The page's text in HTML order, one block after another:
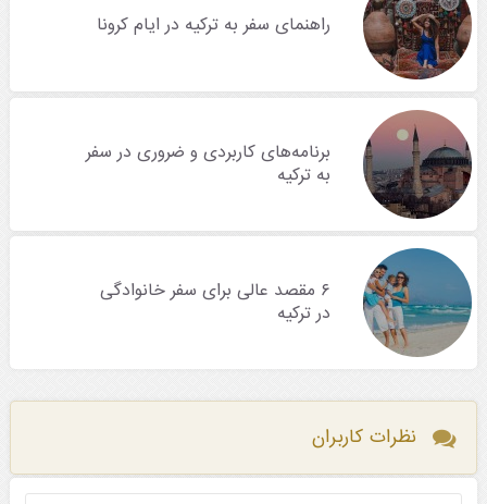
راهنمای سفر به ترکیه در ایام کرونا
برنامه‌های کاربردی و ضروری در سفر
به ترکیه
۶ مقصد عالی برای سفر خانوادگی
در ترکیه
نظرات کاربران